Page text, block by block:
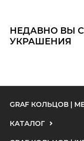
НЕДАВНО ВЫ
УКРАШЕНИЯ
GRAF КОЛЬЦОВ |
КАТАЛОГ